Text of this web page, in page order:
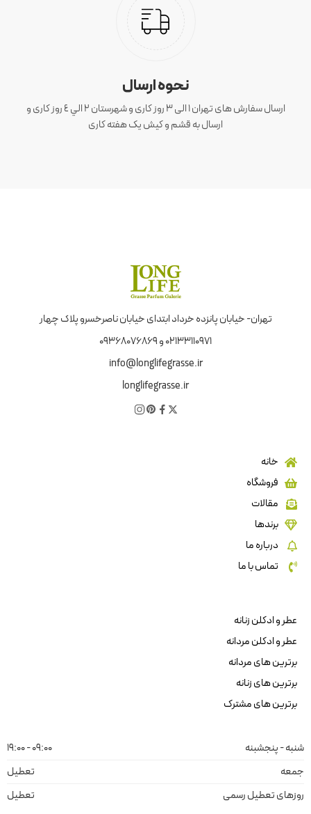
نحوه ارسال
ارسال سفارش های تهران 1 الی 3 روز کاری و شهرستان ٢ الي ٤ روز کاری و
ارسال به قشم و کیش یک هفته کاری
تهران- خیابان پانزده خرداد ابتدای خیابان ناصرخسرو پلاک چهار
02133110971 و 09368076869
info@longlifegrasse.ir
longlifegrasse.ir
خانه
فروشگاه
مقالات
برندها
درباره ما
تماس با ما
عطر و ادکلن زنانه
عطر و ادکلن مردانه
برترین های مردانه
برترین های زنانه
برترین های مشترک
شنبه - پنجشبنه
09:00 - 19:00
جمعه
تعطیل
روزهای تعطیل رسمی
تعطیل